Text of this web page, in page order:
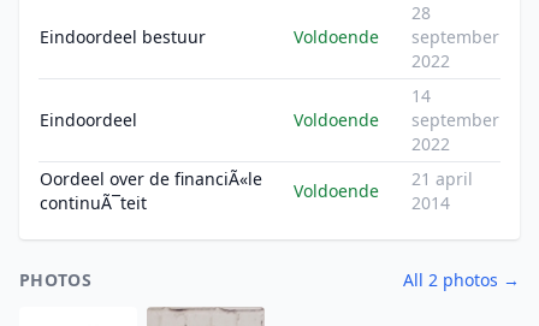
Eindoordeel bestuur Voldoende
28
september
2022
Eindoordeel Voldoende
14
september
2022
Oordeel over de financiÃ«le
continuÃ¯teit
Voldoende
21 april
2014
PHOTOS All 2 photos →